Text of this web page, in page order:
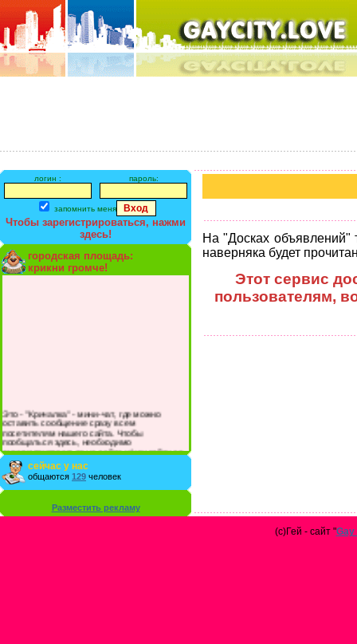
логин : пароль:
запомнить меня
Чтобы зарегистрироваться, нажми
здесь!
городская площадь:
крикни громче!
Это - "Кричалка" - мини-чат, где можно
оставить сообщение сразу всем
посетителям нашего сайта. Чтобы
пообщаться здесь, необходимо
зарегистрироваться на сайте и/или войти со
своими логином и паролем.
сейчас у нас
общаются 129 человек
Разместить рекламу
На "Досках объявлений"
наверняка будет
Этот сервис
пользователям,
(с)Гей - сайт "Gay